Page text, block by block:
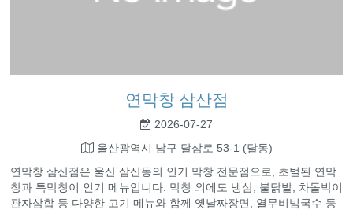
연막창 삼산점
2026-07-27
울산광역시 남구 달삼로 53-1 (달동)
연막창 삼산점은 울산 삼산동의 인기 막창 전문점으로, 초벌된 연막
창과 특막창이 인기 메뉴입니다. 막창 외에도 냉삼, 불닭발, 차돌박이
관자삼합 등 다양한 고기 메뉴와 함께 옛날짜장면, 열무비빔국수 등